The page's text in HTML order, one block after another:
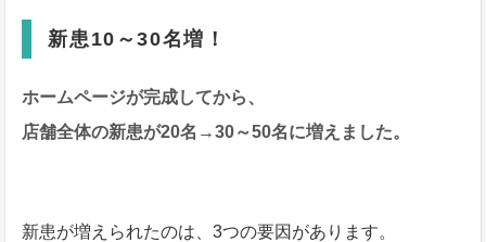
新患10～30名増！
ホームページが完成してから、
店舗全体の新患が20名→30～50名に増えました。
新患が増えられたのは、3つの要因があります。